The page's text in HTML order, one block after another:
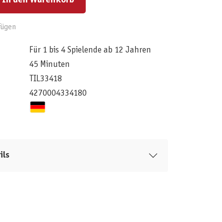
Für 1 bis 4 Spielende ab 12 Jahren
45 Minuten
TIL33418
4270004334180